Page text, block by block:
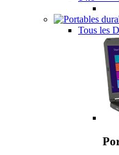
Tous les